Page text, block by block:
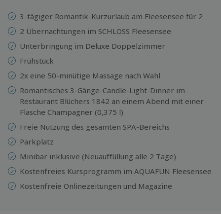
3-tägiger Romantik-Kurzurlaub am Fleesensee für 2
2 Übernachtungen im SCHLOSS Fleesensee
Unterbringung im Deluxe Doppelzimmer
Frühstück
2x eine 50-minütige Massage nach Wahl
Romantisches 3-Gänge-Candle-Light-Dinner im
Restaurant Blüchers 1842 an einem Abend mit einer
Flasche Champagner (0,375 l)
Freie Nutzung des gesamten SPA-Bereichs
Parkplatz
Minibar inklusive (Neuauffüllung alle 2 Tage)
Kostenfreies Kursprogramm im AQUAFUN Fleesensee
Kostenfreie Onlinezeitungen und Magazine